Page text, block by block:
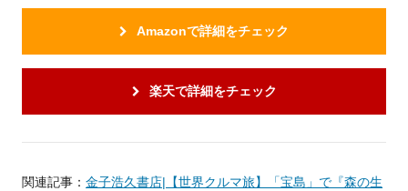
Amazonで詳細をチェック
楽天で詳細をチェック
関連記事： 金子浩久書店|【世界クルマ旅】「宝島」で『森の生